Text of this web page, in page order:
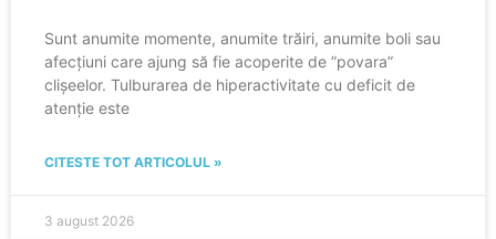
Sunt anumite momente, anumite trăiri, anumite boli sau
afecțiuni care ajung să fie acoperite de ”povara”
clișeelor. Tulburarea de hiperactivitate cu deficit de
atenție este
CITESTE TOT ARTICOLUL »
3 august 2026